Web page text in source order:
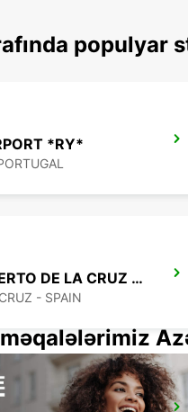
populyar
*RY*
TENERIFE PUERTO DE LA CRUZ LA PAZ
- SPAIN